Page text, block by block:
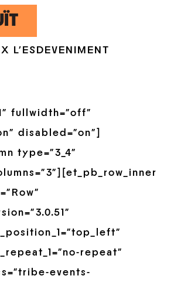
L'ESDEVENIMENT
fullwidth=”off”
disabled=”on”]
type=”3_4″
repeat”
events-